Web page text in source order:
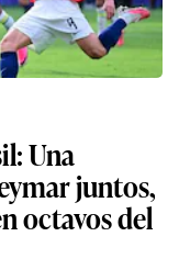
Una
juntos,
octavos del